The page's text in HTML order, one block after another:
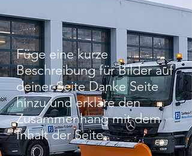
Füge eine kurze
Beschreibung für Bilder auf
deiner Seite Danke Seite
hinzu und erkläre den
Zusammenhang mit dem
Inhalt der Seite.